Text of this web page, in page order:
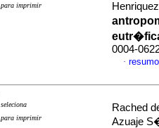
para imprimir
0004-
·
seleciona
para imprimir
Rached
Azuaje